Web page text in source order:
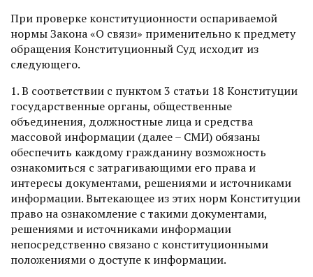
При проверке конституционности оспариваемой
нормы Закона «О связи» применительно к предмету
обращения Конституционный Суд исходит из
следующего.
1. В соответствии с пунктом 3 статьи 18 Конституции
государственные органы, общественные
объединения, должностные лица и средства
массовой информации (далее – СМИ) обязаны
обеспечить каждому гражданину возможность
ознакомиться с затрагивающими его права и
интересы документами, решениями и источниками
информации. Вытекающее из этих норм Конституции
право на ознакомление с такими документами,
решениями и источниками информации
непосредственно связано с конституционными
положениями о доступе к информации.